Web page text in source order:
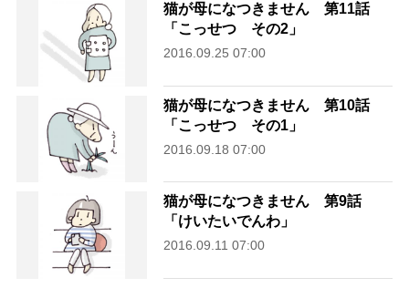
猫が母になつきません 第11話
「こっせつ その2」
2016.09.25 07:00
猫が母になつきません 第10話
「こっせつ その1」
2016.09.18 07:00
猫が母になつきません 第9話
「けいたいでんわ」
2016.09.11 07:00